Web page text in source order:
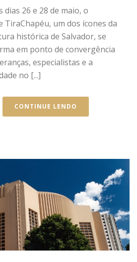
dias 26 e 28 de maio, o
TiraChapéu, um dos ícones da
histórica de Salvador, se
em ponto de convergência
especialistas e a
no [...]
CONTINUE LENDO